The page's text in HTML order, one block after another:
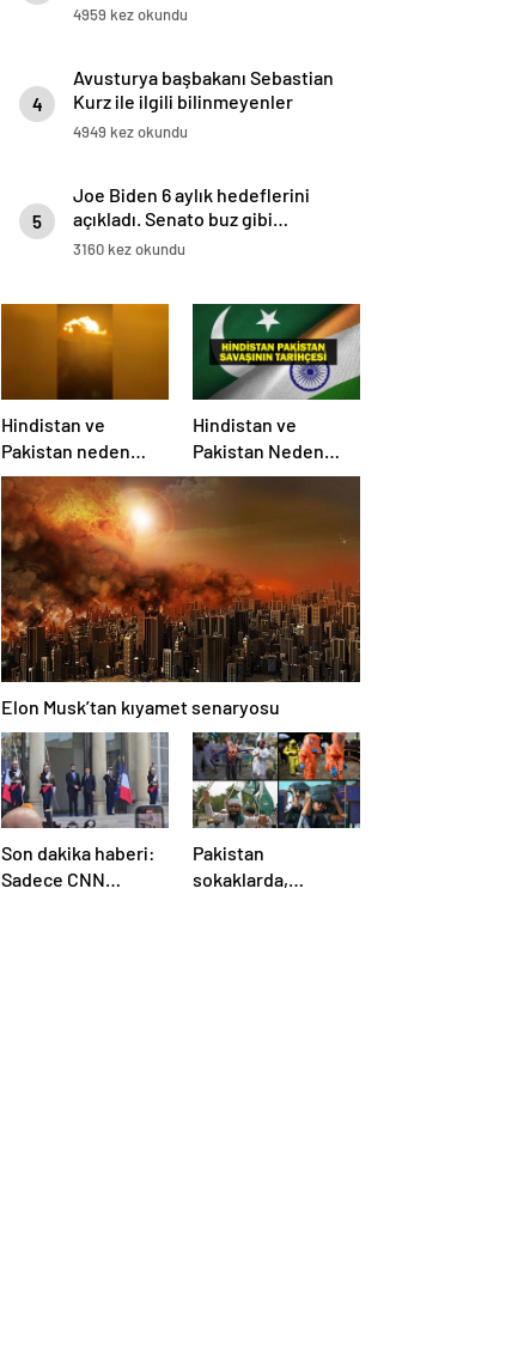
4959 kez okundu
4
Avusturya başbakanı Sebastian
Kurz ile ilgili bilinmeyenler
4949 kez okundu
5
Joe Biden 6 aylık hedeflerini
açıkladı. Senato buz gibi…
3160 kez okundu
Hindistan ve
Pakistan neden
savaşıyor?
Hindistan ve
Pakistan Neden
Savaşıyor? Keşmir
Neden Savaş
Başladı? İşte
Hindistan Pakistan
Savaşının Tarihçesi!
Elon Musk’tan kıyamet senaryosu
Son dakika haberi:
Sadece CNN
Pakistan
sokaklarda,